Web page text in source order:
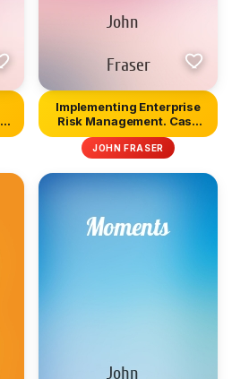
Implementing Enterprise
Risk Management. Case
Stud...
JOHN FRASER